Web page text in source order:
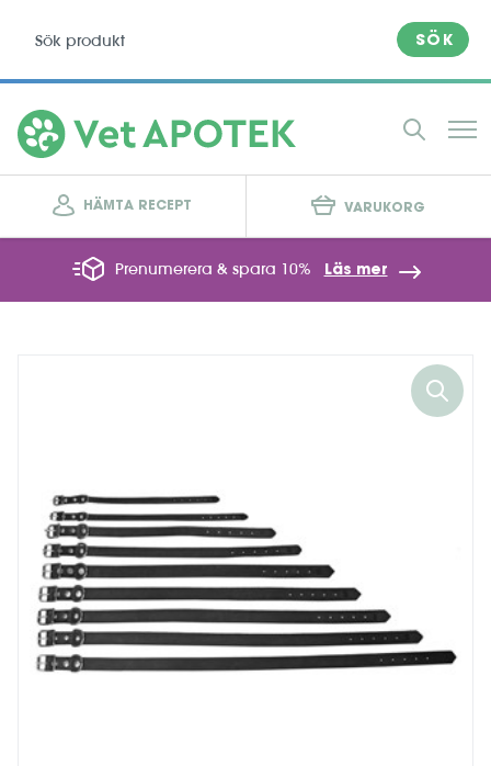
SÖK
HÄMTA RECEPT VARUKORG
Prenumerera & spara 10% Läs mer